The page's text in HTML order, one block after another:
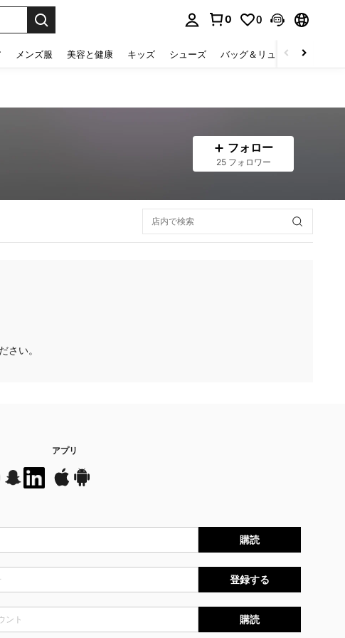
0 0
メンズ服 美容と健康 キッズ シューズ バッグ＆リュック
フォロー
25 フォロワー
さい。
アプリ
購読
登録する
購読